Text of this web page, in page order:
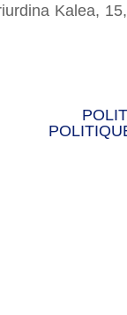
Kalea,